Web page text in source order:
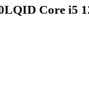
Core i5